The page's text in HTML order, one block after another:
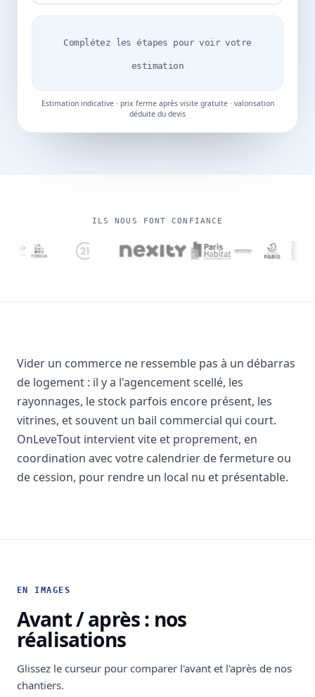
Complétez les étapes pour voir votre
estimation
Estimation indicative · prix ferme après visite gratuite · valorisation
déduite du devis
ILS NOUS FONT CONFIANCE
Vider un commerce ne ressemble pas à un débarras
de logement : il y a l'agencement scellé, les
rayonnages, le stock parfois encore présent, les
vitrines, et souvent un bail commercial qui court.
OnLeveTout intervient vite et proprement, en
coordination avec votre calendrier de fermeture ou
de cession, pour rendre un local nu et présentable.
EN IMAGES
Avant / après : nos
réalisations
Glissez le curseur pour comparer l'avant et l'après de nos
chantiers.